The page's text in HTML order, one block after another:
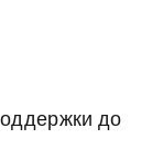
до